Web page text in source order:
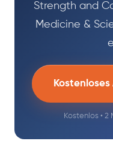
Strength and
Medicine &
Kostenlos • 2